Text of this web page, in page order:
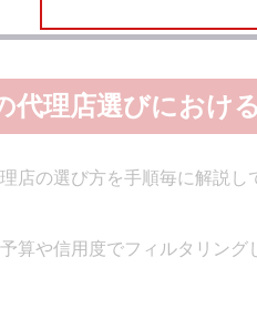
代理店選びにおけ
店の選び方を手順毎に解説し
算や信用度でフィルタリン